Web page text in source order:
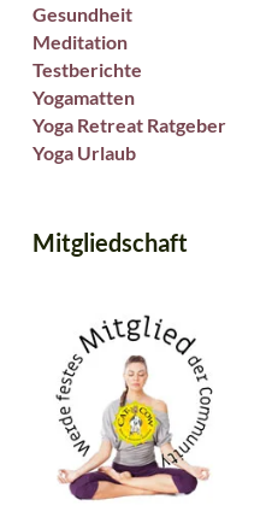
Gesundheit
Meditation
Testberichte
Yogamatten
Yoga Retreat Ratgeber
Yoga Urlaub
Mitgliedschaft